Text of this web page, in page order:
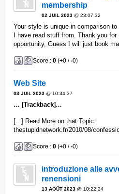
membership
02 JUIL 2023 @ 23:07:32
Your style is unique in comparison to
I have read stuff from. Thank you for
opportunity, Guess I will just book
Score :0 (+0 /-0)
Web Site
03 JUIL 2023 @ 10:34:37
… [Trackback]…
[...] Read More on that Topic:
thestupidnetwork.fr/2010/08/
Score :0 (+0 /-0)
introduzione alle
renensioni
13 AOÛT 2023 @ 10:22:24